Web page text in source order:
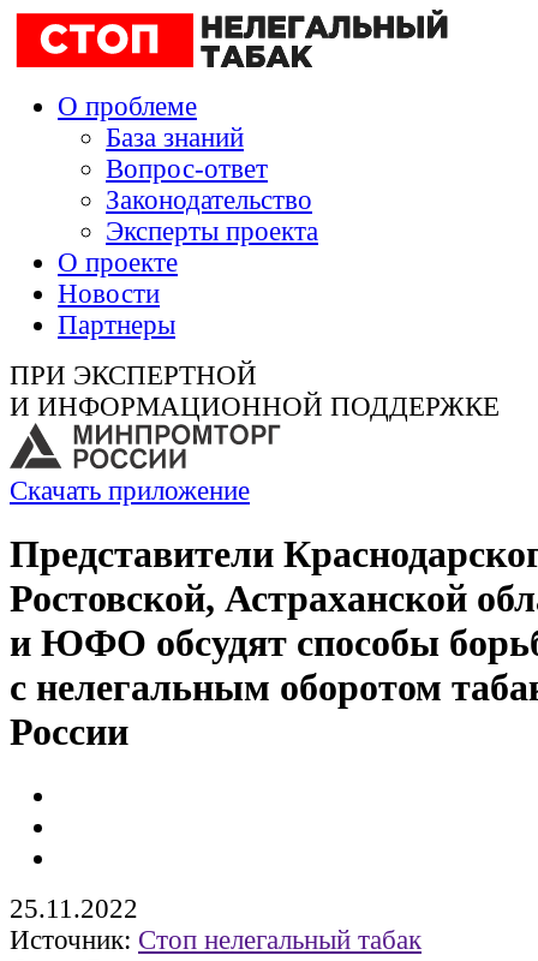
О проблеме
База знаний
Вопрос-ответ
Законодательство
Эксперты проекта
О проекте
Новости
Партнеры
ПРИ ЭКСПЕРТНОЙ
И ИНФОРМАЦИОННОЙ ПОДДЕРЖКЕ
Скачать приложение
Представители
Ростовской, Астраханской
и ЮФО обсудят способы
с нелегальным оборотом
России
25.11.2022
Источник: Стоп нелегальный табак